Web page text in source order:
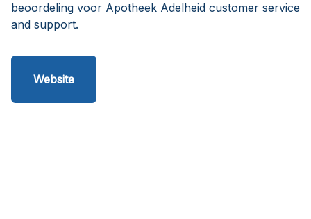
beoordeling voor Apotheek Adelheid customer service
and support.
Website